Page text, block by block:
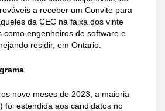
a receber um Convite para
da CEC na faixa dos vinte
como engenheiros de software e
residir, em Ontario.
nove meses de 2023, a maioria
foi estendida aos candidatos no